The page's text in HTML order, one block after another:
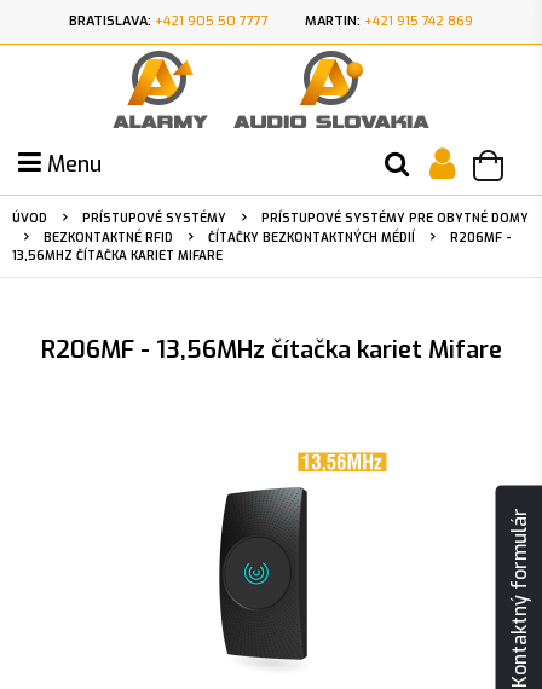
BRATISLAVA: +421 905 50 7777 MARTIN: +421 915 742 869
Menu
ÚVOD PRÍSTUPOVÉ SYSTÉMY
PRÍSTUPOVÉ SYSTÉMY PRE OBYTNÉ DOMY
BEZKONTAKTNÉ RFID
ČÍTAČKY BEZKONTAKTNÝCH MÉDIÍ
R206MF -
13,56MHZ ČÍTAČKA KARIET MIFARE
R206MF - 13,56MHz čítačka kariet Mifare
Kontaktný formulár